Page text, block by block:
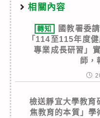
相關內容
轉知
國教署委
「114至115年度
專業成長研習」
師，
檢送靜宜大學教育
焦教育的本質」學